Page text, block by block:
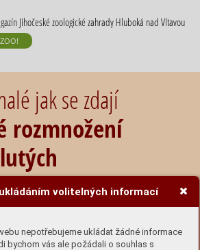
volitelných informací
nepotřebujeme ukládat žádné informace
bychom vás ale požádali o souhlas s
Jihočeské zoologické zahrady Hluboká nad Vltavou
jak se zdají
rozmnožení